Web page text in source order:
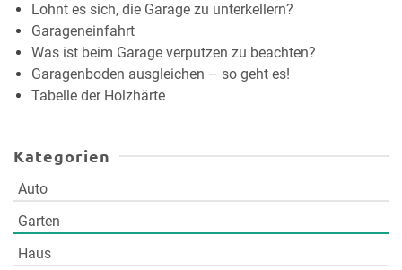
Lohnt es sich, die Garage zu unterkellern?
Garageneinfahrt
Was ist beim Garage verputzen zu beachten?
Garagenboden ausgleichen – so geht es!
Tabelle der Holzhärte
Kategorien
Auto
Garten
Haus